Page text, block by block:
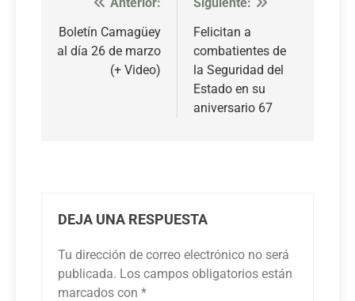
Navegación
de
entradas
Boletín Camagüey
al día 26 de marzo
(+ Video)
Felicitan a
combatientes de
la Seguridad del
Estado en su
aniversario 67
DEJA UNA RESPUESTA
Tu dirección de correo electrónico no será
publicada. Los campos obligatorios están
marcados con *